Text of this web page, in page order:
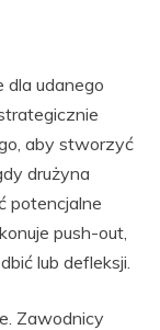
dla udanego
aby stworzyć
drużyna
potencjalne
push-out,
lub defleksji.
Zawodnicy